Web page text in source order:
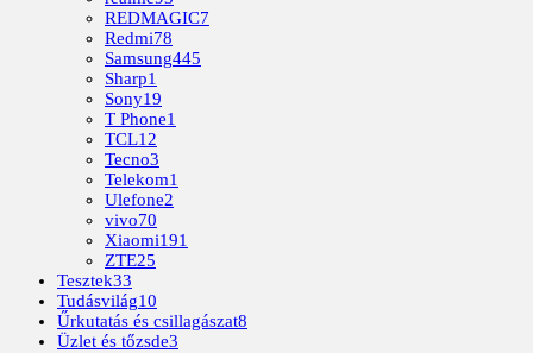
REDMAGIC7
Redmi78
Samsung445
Sharp1
Sony19
T Phone1
TCL12
Tecno3
Telekom1
Ulefone2
vivo70
Xiaomi191
ZTE25
Tesztek33
Tudásvilág10
Űrkutatás és csillagászat8
Üzlet és tőzsde3